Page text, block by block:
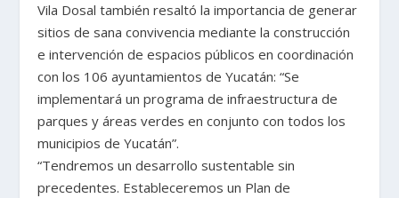
Vila Dosal también resaltó la importancia de generar
sitios de sana convivencia mediante la construcción
e intervención de espacios públicos en coordinación
con los 106 ayuntamientos de Yucatán: “Se
implementará un programa de infraestructura de
parques y áreas verdes en conjunto con todos los
municipios de Yucatán”.
“Tendremos un desarrollo sustentable sin
precedentes. Estableceremos un Plan de